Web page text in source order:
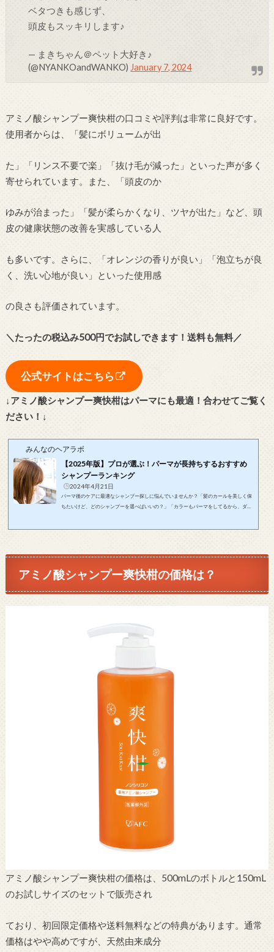
ベタつきも感じず、
頭皮もスッキリします♪
— まきちゃん＠ペット大好き♪
(@NYANKOandWANKO) January 7, 2024
アミノ酸シャンプー爽快柑の口コミや評判は非常に良好です。
使用者からは、「髪にボリュームが出
た」「リンス不要で楽」「抜け毛が減った」といった声が多く
寄せられています。また、「頭皮のか
ゆみが治まった」「髪が柔らかくなり、ツヤが出た」など、頭
皮の健康状態の改善を実感している人
も多いです。さらに、「オレンジの香りが良い」「泡立ちが良
く、洗い心地が良い」といった使用感
の良さも評価されています。
＼たったの税込み500円でお試しできます！送料も無料／
公式サイトはこちら
↓アミノ酸シャンプー爽快柑はパーマにも最適！合わせてご覧く
ださい！↓
みんなのヘアラボ
【2025年版】プロが選ぶ！パーマが長持ちするおすすめ
シャンプーランキング
2024年4月21日
パーマ後のケアに最適なシャンプー探しに悩んでいませんか？「髪のカールを美しく保
ちたいけど、どのシャンプーを選べばいいの？」「カラーもパーマをしてるから、ダメ
鏡に映る美しいパーマのあなた...
アミノ酸シャンプー爽快柑の価格は？
アミノ酸シャンプー爽快柑の価格は、500mLのボトルと150mL
のお試しサイズのセットで販売され
ており、初回限定価格や送料無料などの特典があります。通常
価格はやや高めですが、天然由来成分